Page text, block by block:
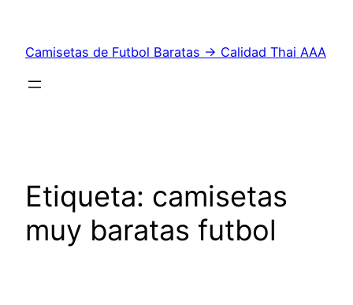
contenido
Camisetas de Futbol Baratas → Calidad Thai AAA
Etiqueta: camisetas
muy baratas futbol